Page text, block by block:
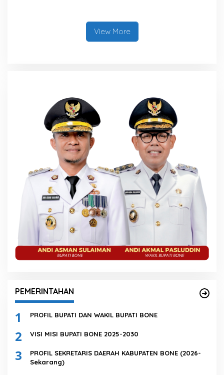
View More
PEMERINTAHAN
1 PROFIL BUPATI DAN WAKIL BUPATI BONE
2 VISI MISI BUPATI BONE 2025-2030
3
PROFIL SEKRETARIS DAERAH KABUPATEN BONE (2026-
Sekarang)